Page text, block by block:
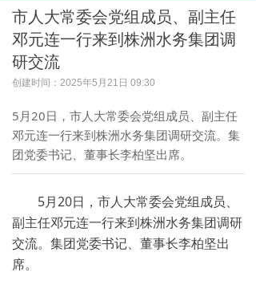
采购信息
子公司
市人大常委会党组成员、副主任
邓元连一行来到株洲水务集团调
研交流
创建时间： 2025年5月21日 09:30
5月20日，市人大常委会党组成员、副主任
邓元连一行来到株洲水务集团调研交流。集
团党委书记、董事长李柏坚出席。
5月20日，市人大常委会党组成员、
副主任邓元连一行来到株洲水务集团调研
交流。集团党委书记、董事长李柏坚出
席。